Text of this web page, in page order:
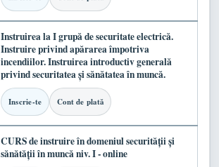
Instruirea la I grupă de securitate electrică.
Instruire privind apărarea împotriva
incendiilor. Instruirea introductiv generală
privind securitatea și sănătatea în muncă.
Inscrie-te Cont de plată
CURS de instruire în domeniul securității și
sănătății în muncă niv. I - online